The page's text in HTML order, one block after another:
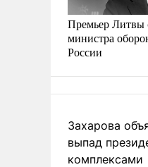
Премьер Литвы
министра
России
Захарова
выпад
комплексами